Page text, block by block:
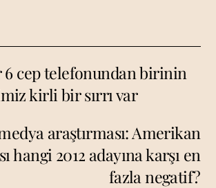
cep telefonundan birinin
kirli bir sırrı var
araştırması: Amerikan
hangi 2012 adayına karşı en
fazla negatif?